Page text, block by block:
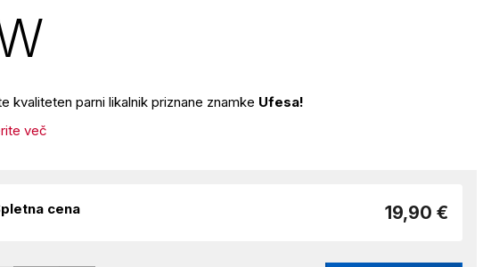
kvaliteten parni likalnik priznane znamke Ufesa!
več
cena 19,90 €